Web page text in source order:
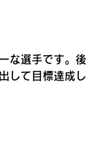
な選手です。後
して目標達成し